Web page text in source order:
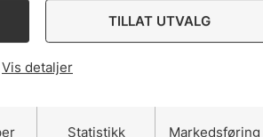
TILLAT UTVALG
Vis detaljer
Statistikk Markedsføring